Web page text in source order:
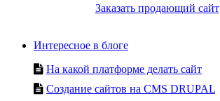
Заказать продающий сайт
Интересное в блоге
На какой платформе делать сайт
Создание сайтов на CMS DRUPAL